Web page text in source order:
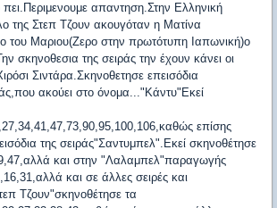
απαντηση.Στην Ελληνική
της Στεπ Τζουν ακουγόταν η Ματίνα
του Μαριου(Ζερο στην πρωτότυπη Ιαπωνική)ο
σκηνοθεσια της σειράς την έχουν κάνει οι
Σιντάρα.Σκηνοθετησε επεισόδια
ακούει στο όνομα..."Κάντυ"Εκεί
επίσης
της σειράς"Σαντυμπελ".Εκεί σκηνοθέτησε
και στην "Λαλαμπελ"παραγωγής
και σε άλλες σειρές και
Τζουν"σκηνοθέτησε τα